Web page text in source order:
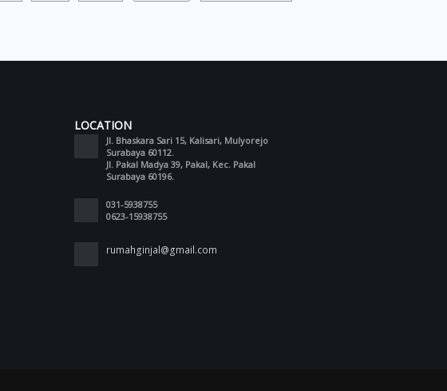
LOCATION
Jl. Bhaskara Sari 15, Kalisari, Mulyorejo
Surabaya 60112.
Jl. Pakal Madya 39, Pakal, Kec. Pakal
Surabaya 60196.
031-5938755
0623-15938755
rumahginjal@gmail.com